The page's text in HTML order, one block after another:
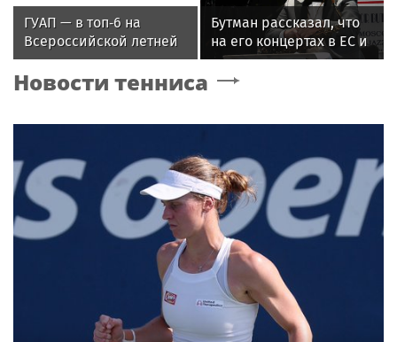
ГУАП — в топ‑6 на
Всероссийской летней
Универсиаде по
спортивному
Бутман рассказал, что
на его концертах в ЕС и
США протестовали
проплаченные люди
Новости тенниса